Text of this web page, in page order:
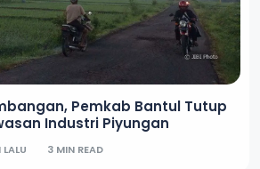
Pemkab Bantul Tutup
Industri Piyungan
3 MIN READ